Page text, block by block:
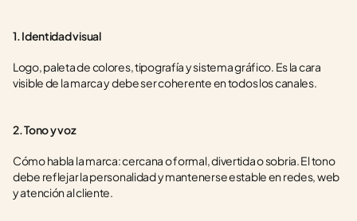
1. Identidad visual
Logo, paleta de colores, tipografía y sistema gráfico. Es la cara
visible de la marca y debe ser coherente en todos los canales.
2. Tono y voz
Cómo habla la marca: cercana o formal, divertida o sobria. El tono
debe reflejar la personalidad y mantenerse estable en redes, web
y atención al cliente.